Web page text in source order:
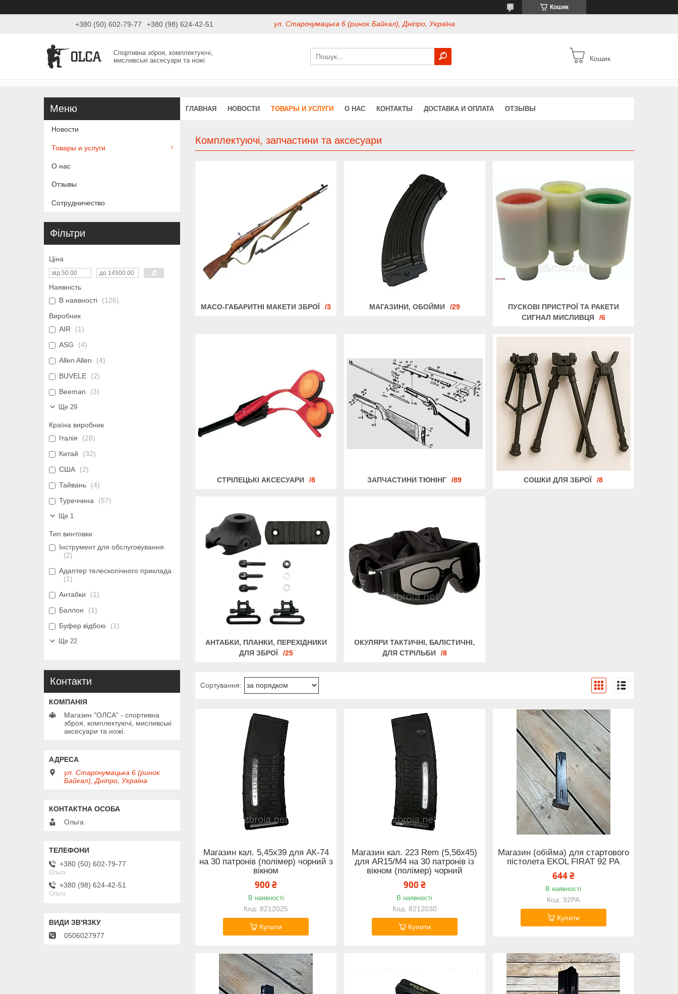
Кошик
+380 (50) 602-79-77 +380 (98) 624-42-51 ул. Старочумацька 6 (ринок Байкал), Дніпро, Україна
Спортивна зброя, комплектуючі,
мисливські аксесуари та ножі
Кошик
ГЛАВНАЯ НОВОСТИ ТОВАРЫ И УСЛУГИ О НАС КОНТАКТЫ ДОСТАВКА И ОПЛАТА ОТЗЫВЫ
Комплектуючі, запчастини та аксесуари
МАСО-ГАБАРИТНІ МАКЕТИ ЗБРОЇ 3 МАГАЗИНИ, ОБОЙМИ 29
ПУСКОВІ ПРИСТРОЇ ТА РАКЕТИ
СИГНАЛ МИСЛИВЦЯ
6
СТРІЛЕЦЬКІ АКСЕСУАРИ 8 ЗАПЧАСТИНИ ТЮНІНГ 89 СОШКИ ДЛЯ ЗБРОЇ 8
АНТАБКИ, ПЛАНКИ, ПЕРЕХІДНИКИ
ДЛЯ ЗБРОЇ
25
ОКУЛЯРИ ТАКТИЧНІ, БАЛІСТИЧНІ,
ДЛЯ СТРІЛЬБИ
8
Магазин кал. 5,45x39 для АК-74
на 30 патронів (полімер) чорний з
вікном
900 ₴
В наявності
8212025
Купити
Магазин кал. 223 Rem (5,56x45)
для AR15/M4 на 30 патронів із
вікном (полімер) чорний
900 ₴
В наявності
8212030
Купити
Магазин (обійма) для стартового
пістолета EKOL FIRAT 92 PA
644 ₴
В наявності
92РА
Купити
Новости
Товары и услуги
О нас
Отзывы
Сотрудничество
Фільтри
Ціна
Наявність
В наявності
126
Виробник
AIR
1
ASG
4
Allen Allen
4
BUVELE
2
Beeman
3
Ще 29
Країна виробник
Італія
28
Китай
32
США
2
Тайвань
4
Туреччина
57
Ще 1
Тип винтовки
Інструмент для обслуговування
2
Адаптер телескопічного приклада
1
Антабки
1
Баллон
1
Буфер відбою
1
Ще 22
Контакти
Магазин "ОЛСА" - спортивна
зброя, комплектуючі, мисливські
аксесуари та ножі.
ул. Старочумацька 6 (ринок
Байкал), Дніпро, Україна
Ольга
+380 (50) 602-79-77
Ольга
+380 (98) 624-42-51
Ольга
0506027977